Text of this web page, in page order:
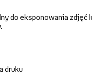
do eksponowania zdjęć
druku